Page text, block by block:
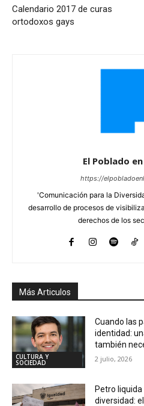
Calendario 2017 de curas
ortodoxos gays
El Poblado
https://
'Comunicación para la
desarrollo de procesos de
derechos de los
Más Articulos
CULTURA Y
SOCIEDAD
Cuando las
identidad:
también
2 julio, 2026
Petro liquida
diversidad: